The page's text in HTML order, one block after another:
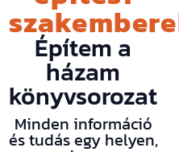
Építem a
házam
könyvsorozat
Minden információ
és tudás egy helyen,